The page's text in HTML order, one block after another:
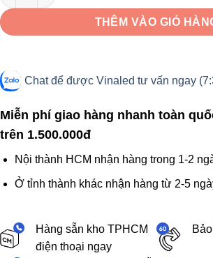
THÊM VÀO GIỎ
Chat để được Vinaled tư vấn ngay
Miễn phí giao hàng nhanh toàn
trên 1.500.000đ
Nội thành HCM nhận hàng trong 1-2
Ở tỉnh thành khác nhận hàng từ 2-5
Hàng sẵn kho TPHCM
điện thoại ngay